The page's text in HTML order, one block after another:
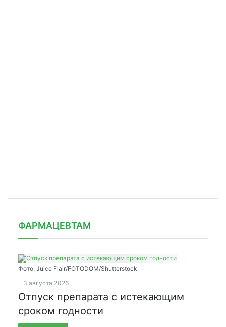
ФАРМАЦЕВТАМ
Фото: Juice Flair/FOTODOM/Shutterstoсk
3 августа 2026
Отпуск препарата с истекающим
сроком годности